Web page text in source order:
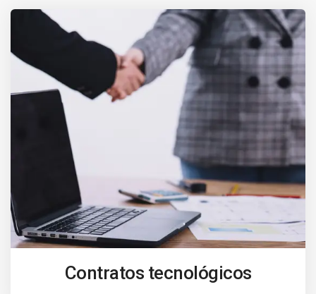
Contratos tecnológicos